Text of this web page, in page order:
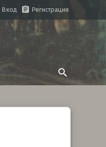
Вход Регистрация